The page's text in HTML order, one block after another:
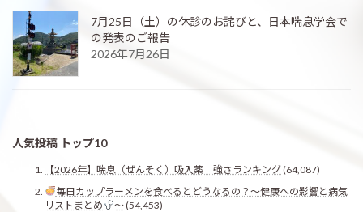
7月25日（土）の休診のお詫びと、日本喘息学会で
の発表のご報告
2026年7月26日
人気投稿 トップ10
【2026年】喘息（ぜんそく）吸入薬 強さランキング(64,087)
毎日カップラーメンを食べるとどうなるの？〜健康への影響と病気
リストまとめ
〜(54,453)